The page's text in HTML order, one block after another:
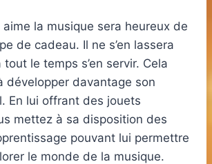
la musique sera heureux de
de cadeau. Il ne s’en lassera
le temps s’en servir. Cela
développer davantage son
En lui offrant des jouets
mettez à sa disposition des
pouvant lui permettre
le monde de la musique.